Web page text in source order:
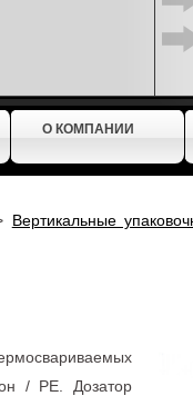
О КОМПАНИИ
Вертикальные
/ PE. Дозатор